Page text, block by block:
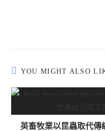
YOU MIGHT ALSO
英畜牧業以昆蟲取代傳